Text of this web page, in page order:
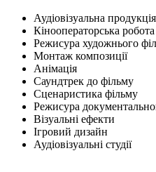
Аудіовізуальна продукція
Кінооператорська робота
Режисура художнього
Монтаж композиції
Анімація
Саундтрек до фільму
Сценаристика фільму
Режисура
Візуальні ефекти
Ігровий дизайн
Аудіовізуальні студії